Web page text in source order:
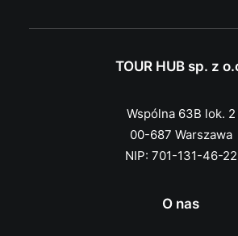
TOUR HUB sp. z
Wspólna 63B lok. 2
00-687 Warszawa
NIP: 701-131-46-22
O nas